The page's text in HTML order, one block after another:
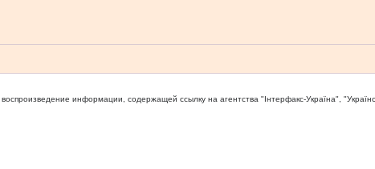
информации, содержащей ссылку на агентства "Iнтерфакс-Україна",